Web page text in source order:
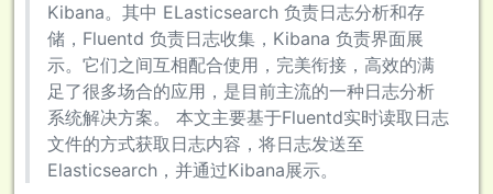
Kibana。其中 ELasticsearch 负责日志分析和存
储，Fluentd 负责日志收集，Kibana 负责界面展
示。它们之间互相配合使用，完美衔接，高效的满
足了很多场合的应用，是目前主流的一种日志分析
系统解决方案。 本文主要基于Fluentd实时读取日志
文件的方式获取日志内容，将日志发送至
Elasticsearch，并通过Kibana展示。